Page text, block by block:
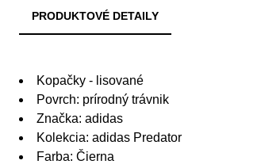
PRODUKTOVÉ DETAILY
Kopačky - lisované
Povrch: prírodný trávnik
Značka: adidas
Kolekcia: adidas Predator
Farba: Čierna